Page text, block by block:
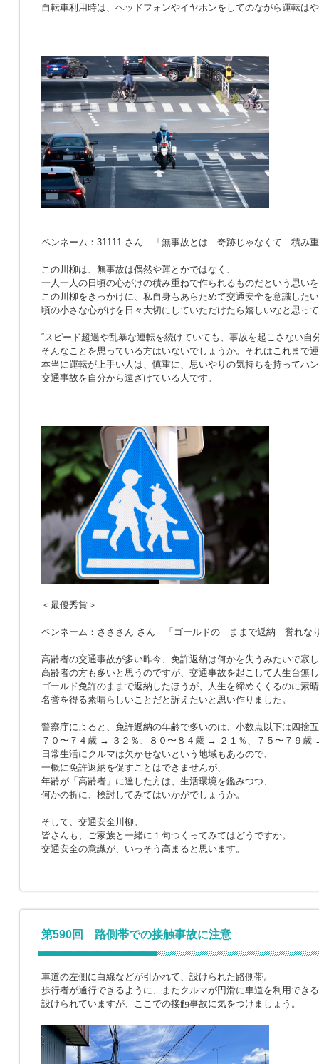
自転車利用時は、ヘッドフォンやイヤホンをしてのながら運転は
ペンネーム：31111 さん 「無事故とは 奇跡じゃなくて 積み
この川柳は、無事故は偶然や運とかではなく、
一人一人の日頃の心がけの積み重ねで作られるものだという思い
この川柳をきっかけに、私自身もあらためて交通安全を意識した
頃の小さな心がけを日々大切にしていただけたら嬉しいなと思っ
“スピード超過や乱暴な運転を続けていても、事故を起こさない自
そんなことを思っている方はいないでしょうか。それはこれまで
本当に運転が上手い人は、慎重に、思いやりの気持ちを持ってハ
交通事故を自分から遠ざけている人です。
＜最優秀賞＞
ペンネーム：さささん さん 「ゴールドの ままで返納 誉れな
高齢者の交通事故が多い昨今、免許返納は何かを失うみたいで寂
高齢者の方も多いと思うのですが、交通事故を起こして人生台無
ゴールド免許のままで返納したほうが、人生を締めくくるのに素
名誉を得る素晴らしいことだと訴えたいと思い作りました。
警察庁によると、免許返納の年齢で多いのは、小数点以下は四捨
７０〜７４歳 → ３２％、８０〜８４歳 → ２１％、７５〜７９歳
日常生活にクルマは欠かせないという地域もあるので、
一概に免許返納を促すことはできませんが、
年齢が「高齢者」に達した方は、生活環境を鑑みつつ、
何かの折に、検討してみてはいかがでしょうか。
そして、交通安全川柳。
皆さんも、ご家族と一緒に１句つくってみてはどうですか。
交通安全の意識が、いっそう高まると思います。
第590回 路側帯での接触事故に注意
車道の左側に白線などが引かれて、設けられた路側帯。
歩行者が通行できるように、またクルマが円滑に車道を利用でき
設けられていますが、ここでの接触事故に気をつけましょう。